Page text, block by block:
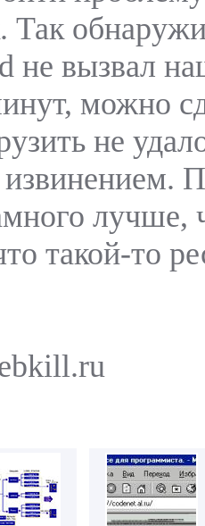
Так
не вызвал
можно
не
лучше,
такой-то